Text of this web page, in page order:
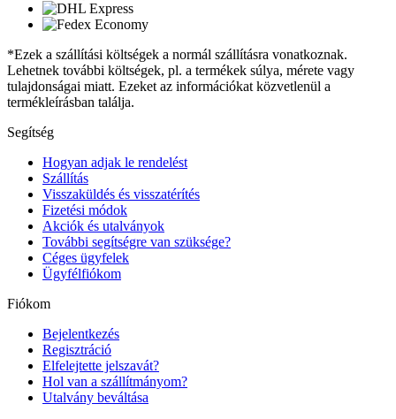
*Ezek a szállítási költségek a normál szállításra vonatkoznak.
Lehetnek további költségek, pl. a termékek súlya, mérete vagy
tulajdonságai miatt. Ezeket az információkat közvetlenül a
termékleírásban találja.
Segítség
Hogyan adjak le rendelést
Szállítás
Visszaküldés és visszatérítés
Fizetési módok
Akciók és utalványok
További segítségre van szüksége?
Céges ügyfelek
Ügyfélfiókom
Fiókom
Bejelentkezés
Regisztráció
Elfelejtette jelszavát?
Hol van a szállítmányom?
Utalvány beváltása